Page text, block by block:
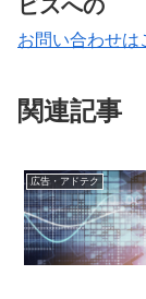
ビスへの
お問い合わせは
関連記事
広告・アドテク